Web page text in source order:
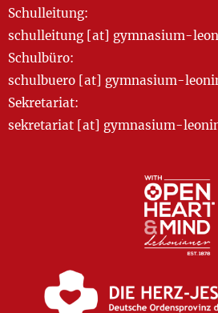
Schulleitung:
schulleitung [at] gymnasium-
Schulbüro:
schulbuero [at] gymnasium-
Sekretariat:
sekretariat [at] gymnasium-